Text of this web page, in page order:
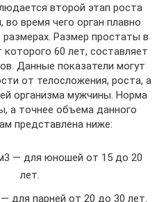
второй этап роста
время чего орган плавно
размерах. Размер простаты в
60 лет, составляет
Данные показатели могут
от телосложения, роста, а
организма мужчины. Норма
а точнее объема данного
представлена ниже:
— для юношей от 15 до 20
лет.
для парней от 20 до 30 лет.